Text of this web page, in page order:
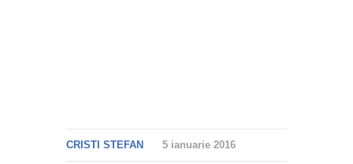
CRISTI STEFAN 5 ianuarie 2016